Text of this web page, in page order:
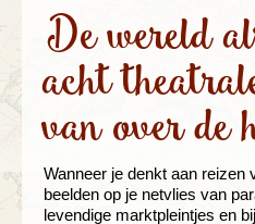
De wereld
acht
van over de
Wanneer je denkt aan reizen
beelden op je netvlies van
levendige marktpleintjes en